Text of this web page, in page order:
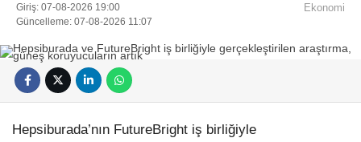
Giriş: 07-08-2026 19:00
Güncelleme: 07-08-2026 11:07
Ekonomi
Hepsiburada’nın FutureBright iş birliğiyle